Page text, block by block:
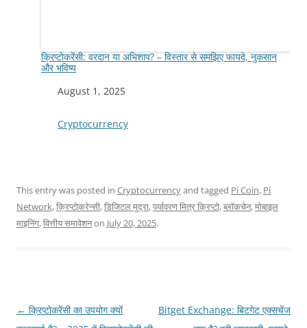
क्रिप्टोकरेंसी: वरदान या अभिशाप? – विस्तार से समझिए फायदे, नुकसान
और भविष्य
Date
August 1, 2025
In relation to
Cryptocurrency
This entry was posted in Cryptocurrencyand tagged Pi Coin, Pi
Network,क्रिप्टोकरेन्सी,डिजिटल मुद्रा,पर्यावरण मित्र क्रिप्टो,ब्लॉकचेन,मोबाइल
माइनिंग,वित्तीय समावेशनon July 20, 2025.
Post
← क्रिप्टोकरेंसी का उपयोग क्यों
Bitget Exchange: बिटगेट एक्सचेंज